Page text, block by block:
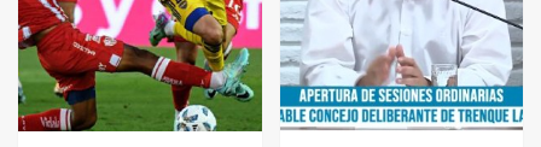
4
Los precios de los combustibles en
La Pampa, desde YPF hasta Axion
entre 857 a 1338 pesos